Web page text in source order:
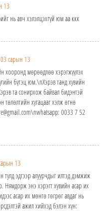
13
нь авч хэлэлцэхгүй юм аа ккк
сарын 13
хооронд мөрөөдлөө хэрэгжүүлэх
бүтэц юм.\nХэрэв танд хувийн
та сонирхож байвал бидэнтэй
төлөлтийн хугацааг хэлж өгнө
0033 7 52
13
эдгээр алуурчдыг илтэд дэмжиж
Нямдорж энэ хэрэгт хувийн асар их
асар их мөнгө төгрөг авдаг нь
ажил хийхэд бэлэн хүн: